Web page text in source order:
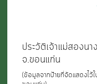
ประวัติเจ้าแม่สองน
จ.ขอนแก่น
(ข้อมูลจากป้ายที่จัดแสดงไ